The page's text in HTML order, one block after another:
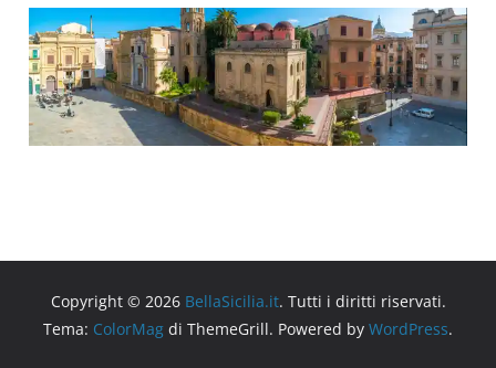
Copyright © 2026 BellaSicilia.it. Tutti i diritti riservati.
Tema: ColorMag di ThemeGrill. Powered by WordPress.